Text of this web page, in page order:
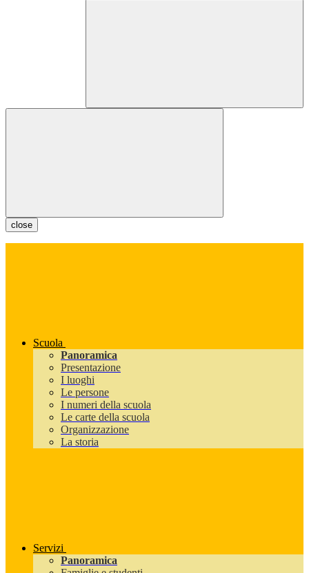
close
Scuola
Panoramica
Presentazione
I luoghi
Le persone
I numeri della scuola
Le carte della scuola
Organizzazione
La storia
Servizi
Panoramica